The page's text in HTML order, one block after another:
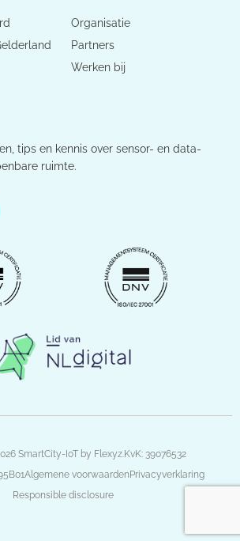
Organisatie
Partners
Werken bij
tips en kennis over sensor- en data-
ruimte.
SmartCity-IoT by Flexyz. KvK: 39076532
Algemene voorwaardenPrivacyverklaring
Responsible disclosure